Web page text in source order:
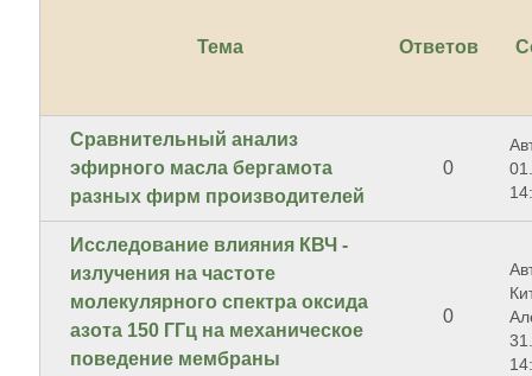
Тема Ответов
Сравнительный анализ
эфирного масла бергамота
разных фирм производителей
0
Исследование влияния КВЧ -
излучения на частоте
молекулярного спектра оксида
азота 150 ГГц на механическое
поведение мембраны
0